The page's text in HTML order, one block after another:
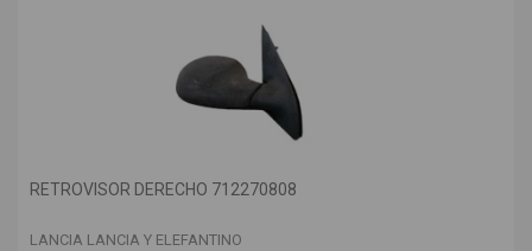
RETROVISOR DERECHO 712270808
LANCIA LANCIA Y ELEFANTINO